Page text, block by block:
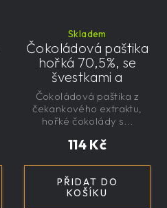
Skladem
Čokoládová paštika
hořká 70,5%, se
švestkami a
čekankovým
sirupem 100g -
nízkokalorická,
114 Kč
PŘIDAT DO
KOŠÍKU
Čokoládová paštika z
čekankového extraktu,
hořké čokolády s...